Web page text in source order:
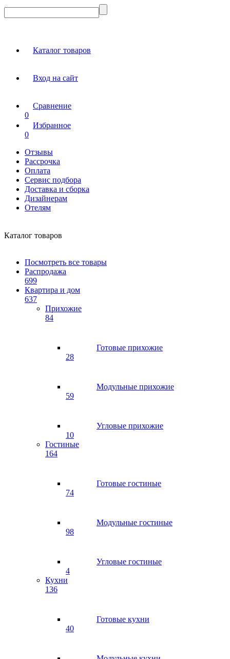
Каталог товаров
Вход на сайт
Сравнение
0
Избранное
0
Отзывы
Рассрочка
Оплата
Сервис подбора
Доставка и сборка
Дизайнерам
Отелям
Каталог товаров
Посмотреть все товары
Распродажа
699
Квартира и дом
637
Прихожие
84
Готовые прихожие
28
Модульные прихожие
59
Угловые прихожие
10
Гостиные
164
Готовые гостиные
74
Модульные гостиные
98
Угловые гостиные
4
Кухни
136
Готовые кухни
40